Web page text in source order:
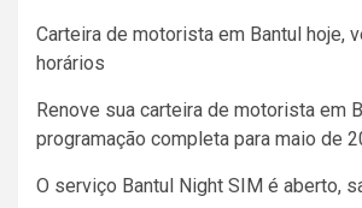
Carteira de motorista em Bantul hoje,
horários
Renove sua carteira de motorista em
programação completa para maio de
O serviço Bantul Night SIM é aberto,